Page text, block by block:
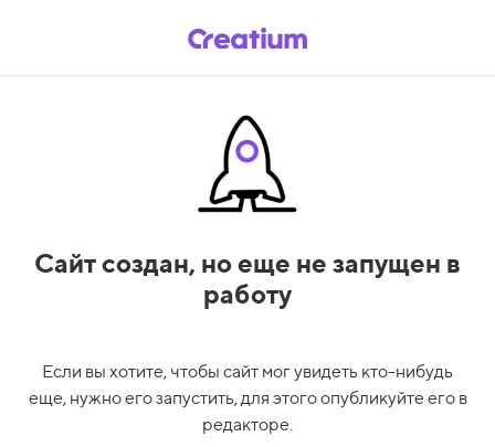
Сайт создан, но еще не запущен в
работу
Если вы хотите, чтобы сайт мог увидеть кто-нибудь
еще, нужно его запустить, для этого опубликуйте его в
редакторе.